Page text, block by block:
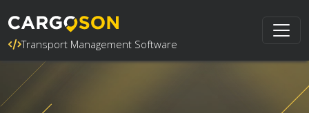
Transport Management Software